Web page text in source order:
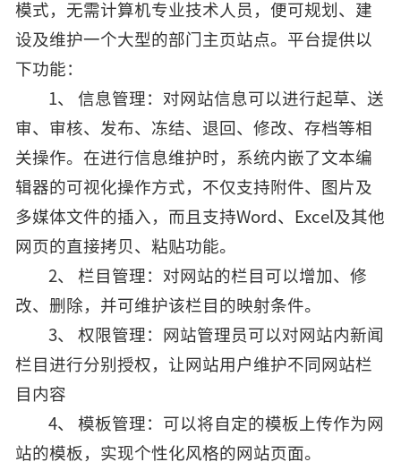
模式，无需计算机专业技术人员，便可规划、建
设及维护一个大型的部门主页站点。平台提供以
下功能：
1、 信息管理：对网站信息可以进行起草、送
审、审核、发布、冻结、退回、修改、存档等相
关操作。在进行信息维护时，系统内嵌了文本编
辑器的可视化操作方式，不仅支持附件、图片及
多媒体文件的插入，而且支持Word、Excel及其他
网页的直接拷贝、粘贴功能。
2、 栏目管理：对网站的栏目可以增加、修
改、删除，并可维护该栏目的映射条件。
3、 权限管理：网站管理员可以对网站内新闻
栏目进行分别授权，让网站用户维护不同网站栏
目内容
4、 模板管理：可以将自定的模板上传作为网
站的模板，实现个性化风格的网站页面。